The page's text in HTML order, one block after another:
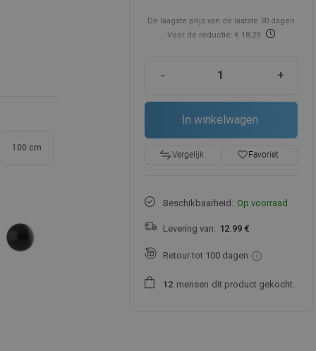
100 cm
De laagste prijs van de laatste 30 dagen
Voor de reductie: € 18,29
- +
In winkelwagen
Vergelijk favorite_borderFavoriet
Beschikbaarheid: Op voorraad
Levering van: 12.99 €
Retour tot 100 dagen
1 2 mensen dit product gekocht.